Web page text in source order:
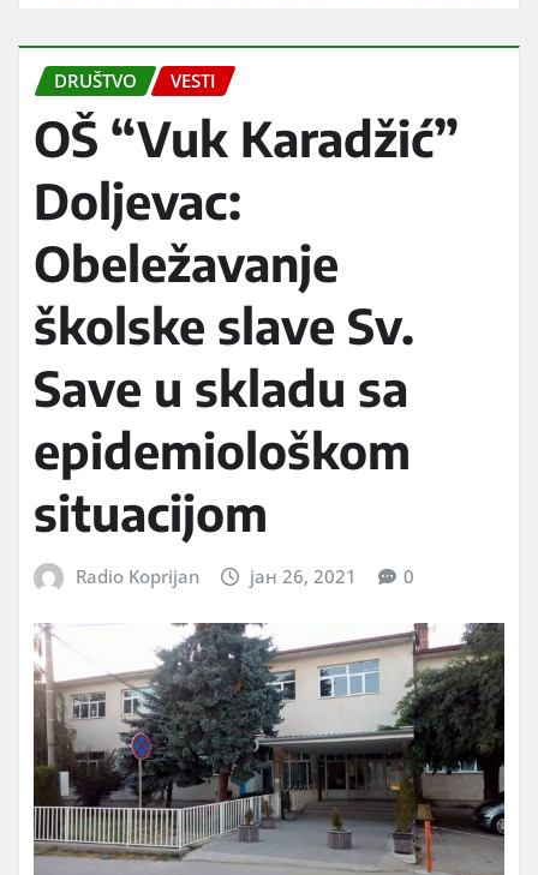
DRUŠTVO VESTI
OŠ “Vuk Karadžić”
Doljevac:
Obeležavanje
školske slave Sv.
Save u skladu sa
epidemiološkom
situacijom
Radio Koprijan јан 26, 2021 0